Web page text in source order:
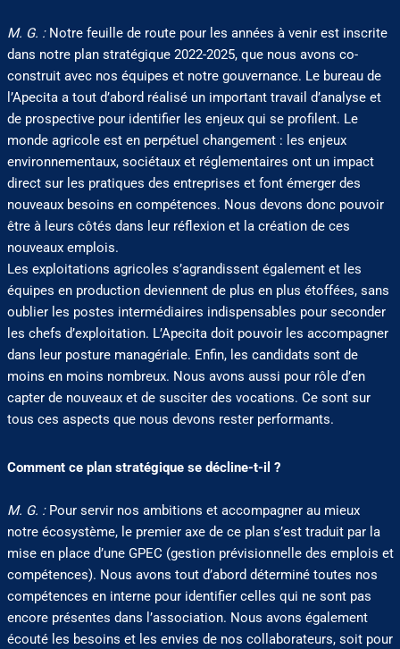
M. G. :Notre feuille de route pour les années à venir est inscrite
dans notre plan stratégique 2022-2025, que nous avons co-
construit avec nos équipes et notre gouvernance. Le bureau de
l’Apecita a tout d’abord réalisé un important travail d’analyse et
de prospective pour identifier les enjeux qui se profilent. Le
monde agricole est en perpétuel changement : les enjeux
environnementaux, sociétaux et réglementaires ont un impact
direct sur les pratiques des entreprises et font émerger des
nouveaux besoins en compétences. Nous devons donc pouvoir
être à leurs côtés dans leur réflexion et la création de ces
nouveaux emplois.
Les exploitations agricoles s’agrandissent également et les
équipes en production deviennent de plus en plus étoffées, sans
oublier les postes intermédiaires indispensables pour seconder
les chefs d’exploitation. L’Apecita doit pouvoir les accompagner
dans leur posture managériale. Enfin, les candidats sont de
moins en moins nombreux. Nous avons aussi pour rôle d’en
capter de nouveaux et de susciter des vocations. Ce sont sur
tous ces aspects que nous devons rester performants.
Comment ce plan stratégique se décline-t-il ?
M. G. :Pour servir nos ambitions et accompagner au mieux
notre écosystème, le premier axe de ce plan s’est traduit par la
mise en place d’une GPEC (gestion prévisionnelle des emplois et
compétences). Nous avons tout d’abord déterminé toutes nos
compétences en interne pour identifier celles qui ne sont pas
encore présentes dans l’association. Nous avons également
écouté les besoins et les envies de nos collaborateurs, soit pour